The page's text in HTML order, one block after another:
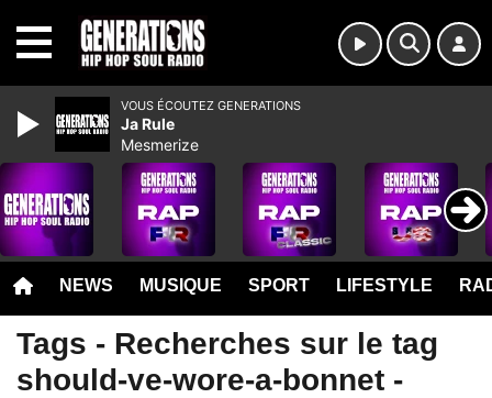
NEWS MUSIQUE SPORT LIFESTYLE
Tags - Recherches sur le tag
should-ve-wore-a-bonnet -
VOUS ÉCOUTEZ GENERATIONS
Ja Rule
Mesmerize